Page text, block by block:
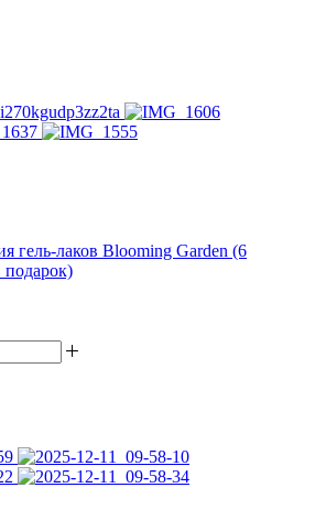
гель-лаков Blooming Garden (6
подарок)